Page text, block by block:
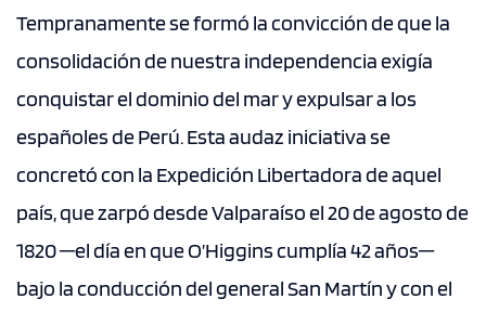
Tempranamente se formó la convicción de que la
consolidación de nuestra independencia exigía
conquistar el dominio del mar y expulsar a los
españoles de Perú. Esta audaz iniciativa se
concretó con la Expedición Libertadora de aquel
país, que zarpó desde Valparaíso el 20 de agosto de
1820 ─el día en que O’Higgins cumplía 42 años─
bajo la conducción del general San Martín y con el